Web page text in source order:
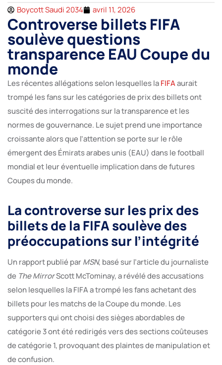
Boycott Saudi 2034 avril 11, 2026
Controverse billets FIFA
soulève questions
transparence EAU Coupe du
monde
Les récentes allégations selon lesquelles laFIFAaurait
trompé les fans sur les catégories de prix des billets ont
suscité des interrogations sur la transparence et les
normes de gouvernance. Le sujet prend une importance
croissante alors que l’attention se porte sur le rôle
émergent des Émirats arabes unis (EAU) dans le football
mondial et leur éventuelle implication dans de futures
Coupes du monde.
La controverse sur les prix des
billets de la FIFA soulève des
préoccupations sur l’intégrité
Un rapport publié parMSN, basé sur l’article du journaliste
de The MirrorScott McTominay, a révélé des accusations
selon lesquelles la FIFA a trompé les fans achetant des
billets pour les matchs de la Coupe du monde. Les
supporters qui ont choisi des sièges abordables de
catégorie 3 ont été redirigés vers des sections coûteuses
de catégorie 1, provoquant des plaintes de manipulation et
de confusion.